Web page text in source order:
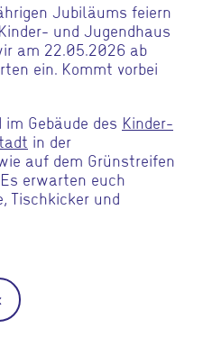
Jubiläums feiern
und Jugendhaus
am 22.05.2026 ab
ein. Kommt vorbei
Gebäude des Kinder-
in der
auf dem Grünstreifen
erwarten euch
Tischkicker und